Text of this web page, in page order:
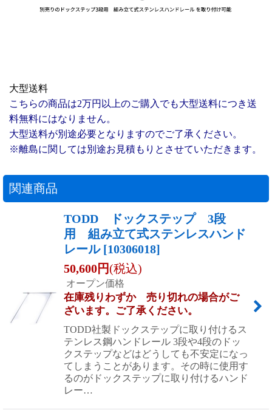
大型送料
こちらの商品は2万円以上のご購入でも大型送料につき送
料無料にはなりません。
大型送料が別途必要となりますのでご了承ください。
※離島に関しては別途お見積もりとさせていただきます。
関連商品
TODD ドックステップ 3段
用 組み立て式ステンレスハンド
レール [10306018]
50,600円(税込)
オープン価格
在庫残りわずか 売り切れの場合がご
ざいます。ご了承ください。
TODD社製ドックステップに取り付けるス
テンレス鋼ハンドレール 3段や4段のドッ
クステップなどはどうしても不安定になっ
てしまうことがあります。その時に使用す
るのがドックステップに取り付けるハンド
レー…